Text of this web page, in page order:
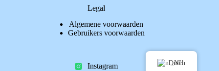
Legal
Algemene voorwaarden
Gebruikers voorwaarden
Instagram
Dutch